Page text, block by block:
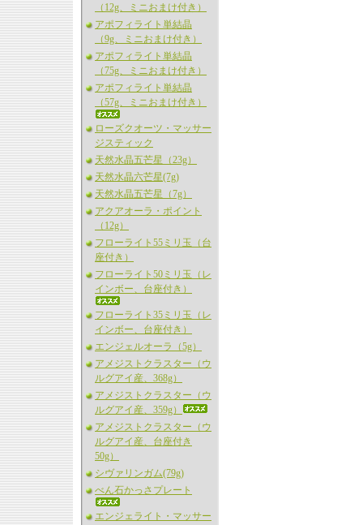
（12g、ミニおまけ付き）
アポフィライト単結晶
（9g、ミニおまけ付き）
アポフィライト単結晶
（75g、ミニおまけ付き）
アポフィライト単結晶
（57g、ミニおまけ付き）
ローズクオーツ・マッサー
ジスティック
天然水晶五芒星（23g）
天然水晶六芒星(7g)
天然水晶五芒星（7g）
アクアオーラ・ポイント
（12g）
フローライト55ミリ玉（台
座付き）
フローライト50ミリ玉（レ
インボー、台座付き）
フローライト35ミリ玉（レ
インボー、台座付き）
エンジェルオーラ（5g）
アメジストクラスター（ウ
ルグアイ産、368g）
アメジストクラスター（ウ
ルグアイ産、359g）
アメジストクラスター（ウ
ルグアイ産、台座付き
50g）
シヴァリンガム(79g)
べん石かっさプレート
エンジェライト・マッサー